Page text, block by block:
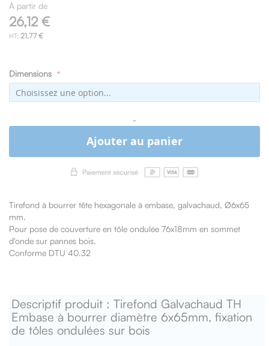
À partir de
26,12 €
21,77 €
Dimensions
-
Ajouter au panier
Tirefond à bourrer tête hexagonale à embase, galvachaud, Ø6x65
mm.
Pour pose de couverture en tôle ondulée 76x18mm en sommet
d'onde sur pannes bois.
Conforme DTU 40.32
Descriptif produit : Tirefond Galvachaud TH
Embase à bourrer diamètre 6x65mm, fixation
de tôles ondulées sur bois